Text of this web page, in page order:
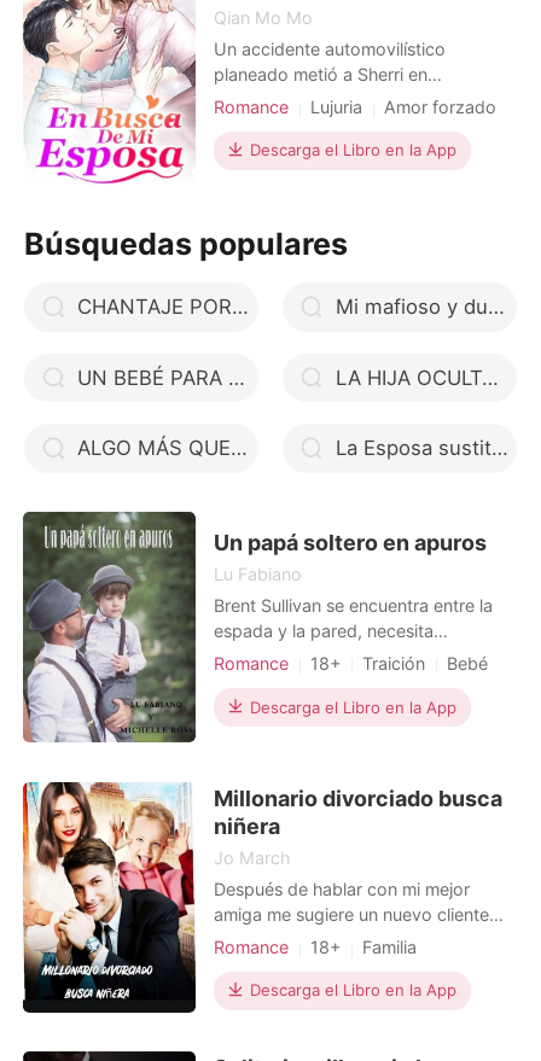
Qian Mo Mo
Un accidente automovilístico
planeado metió a Sherri en
problemas. Jackson, el hijo de su
quien hirió a su hermana en ese
accidente. Estaba decidido a
frunció el ceño ante sus ojos
Romance Lujuria
Amor forzado
Trampa
CEO
Descarga el Libro en la App
Búsquedas populares
CHANTAJE POR AMOR (LIBRO 2-SERIE HOMBRES DOMINANTES) Mi mafioso y dulce Amor
UN BEBÉ PARA NAVIDAD LA HIJA OCULTA DEL CEO
ALGO MÁS QUE UNA VENGANZA La Esposa sustituta del Magnate
Un papá soltero en apuros
Lu Fabiano
Brent Sullivan se encuentra entre la
espada y la pared, necesita
urgentemente encontrar a una
ayude a cuidar a su hijo de 3 años, al
verse soltero de repente, el mundo se
dar por vencido, con
Romance 18+ Traición
Bebé
CEO
Descarga el Libro en la App
Millonario divorciado busca
niñera
Jo March
Después de hablar con mi mejor
amiga me sugiere un nuevo cliente
para mi negocio, su hermano mayor .
aprobada como su nueva niñera,
pero no contaba con mi torpeza y su
Romance 18+
Familia
Embarazo
Divorcio
Descarga el Libro en la App